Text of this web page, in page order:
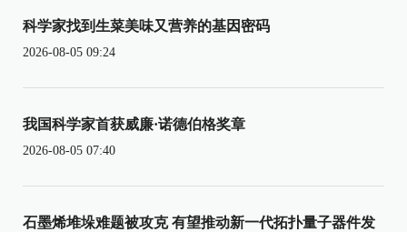
科学家找到生菜美味又营养的基因密码
2026-08-05 09:24
我国科学家首获威廉·诺德伯格奖章
2026-08-05 07:40
石墨烯堆垛难题被攻克 有望推动新一代拓扑量子器件发